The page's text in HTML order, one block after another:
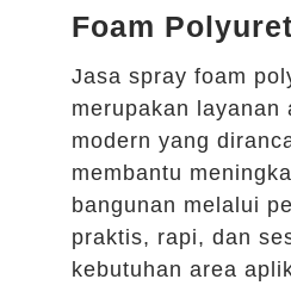
Foam
Jasa spray foam
merupakan layanan
modern yang
membantu
bangunan melalui
praktis, rapi, dan
kebutuhan area